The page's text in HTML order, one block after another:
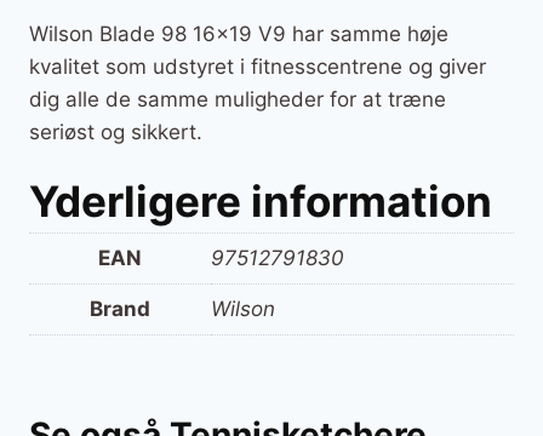
Wilson Blade 98 16×19 V9 har samme høje
kvalitet som udstyret i fitnesscentrene og giver
dig alle de samme muligheder for at træne
seriøst og sikkert.
Yderligere information
EAN 97512791830
Brand Wilson